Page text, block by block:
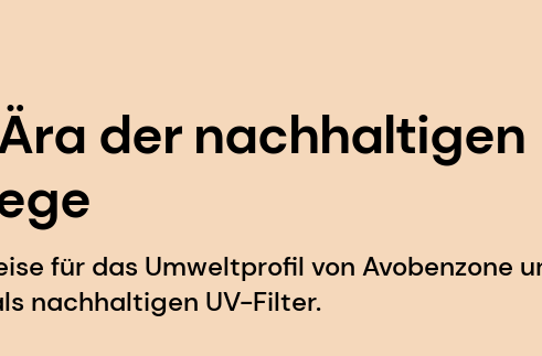
der nachhaltigen
für das Umweltprofil von Avobenzone
nachhaltigen UV-Filter.